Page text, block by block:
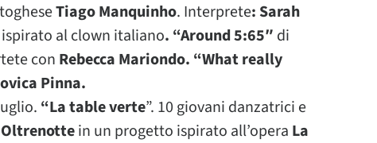
Tiago Manquinho. Interprete: Sarah
al clown italiano. “Around 5:65″ di
con Rebecca Mariondo. “What really
Pinna.
“La table verte”. 10 giovani danzatrici e
Oltrenottein un progetto ispirato all’opera La